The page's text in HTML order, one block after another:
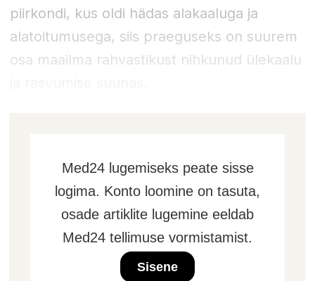
piirkondi, kus oldi hädas alakaaluga ja
alatoitumusega, siis praeguseks on suurem
osa maailma rahvastikust nihkunud ülekaalu
Med24 lugemiseks peate sisse
logima. Konto loomine on tasuta,
osade artiklite lugemine eeldab
Med24 tellimuse vormistamist.
Sisene